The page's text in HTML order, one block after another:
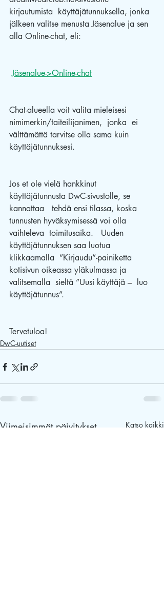
kirjautumista  käyttäjätunnuksella, jonka
jälkeen valitse menusta Jäsenalue ja sen
alla Online-chat, eli:
Jäsenalue->Online-chat
Chat-alueella voit valita mieleisesi
nimimerkin/taiteilijanimen,  jonka  ei
välttämättä tarvitse olla sama kuin
käyttäjätunnuksesi.
Jos et ole vielä hankkinut
käyttäjätunnusta DwC-sivustolle, se
kannattaa   tehdä ensi tilassa, koska
tunnusten hyväksymisessä voi olla
vaihteleva  toimitusaika.   Uuden
käyttäjätunnuksen saa luotua
klikkaamalla  ”Kirjaudu”-painiketta
kotisivun oikeassa yläkulmassa ja
valitsemalla  sieltä ”Uusi käyttäjä –  luo
käyttäjätunnus”.
Tervetuloa!
DwC-uutiset
Viimeisimmät päivitykset Katso kaikki